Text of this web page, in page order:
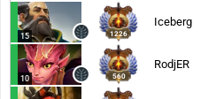
15 1226
Iceberg
10 560
RodjER